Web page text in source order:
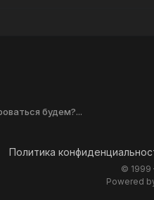
будем?...
Политика
©
Powered